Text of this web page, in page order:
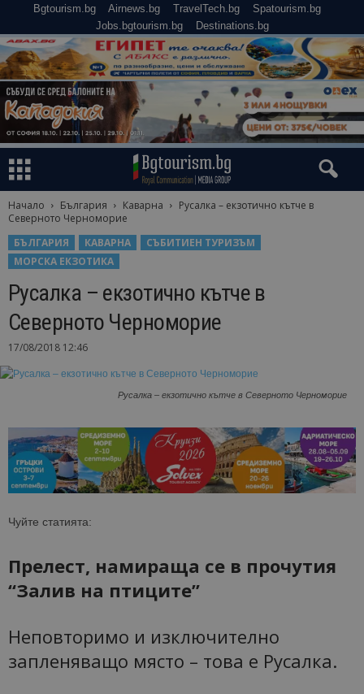
Bgtourism.bg Airnews.bg TravelTech.bg
Spatourism.bg
Jobs.bgtourism.bg
Destinations.bg
Начало България Каварна
Русалка – екзотично кътче в
Северното Черноморие
БЪЛГАРИЯ
КАВАРНА
СЪБИТИЕН ТУРИЗЪМ
МОРСКА ЕКЗОТИКА
Русалка – екзотично кътче в
Северното Черноморие
17/08/2018 12:46
Русалка – екзотично кътче в Северното Черноморие
Чуйте статията:
Прелест, намираща се в прочутия
“Залив на птиците”
Неповторимо и изключително
запленяващо място – това е Русалка.